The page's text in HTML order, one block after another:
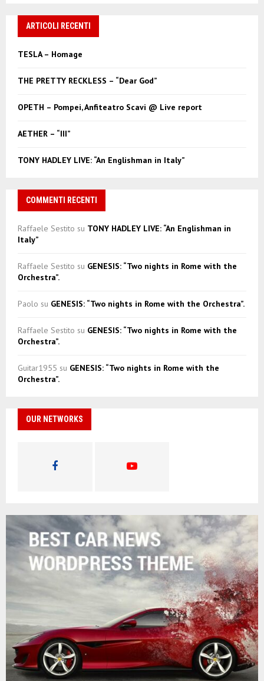
h
o
ARTICOLI RECENTI
TESLA – Homage
THE PRETTY RECKLESS – “Dear God”
OPETH – Pompei, Anfiteatro Scavi @ Live report
AETHER – “III”
TONY HADLEY LIVE: “An Englishman in Italy”
COMMENTI RECENTI
Raffaele Sestito su TONY HADLEY LIVE: “An Englishman in
Italy”
Raffaele Sestito su GENESIS: “Two nights in Rome with the
Orchestra”.
Paolo su GENESIS: “Two nights in Rome with the Orchestra”.
Raffaele Sestito su GENESIS: “Two nights in Rome with the
Orchestra”.
Guitar1955 su GENESIS: “Two nights in Rome with the
Orchestra”.
OUR NETWORKS